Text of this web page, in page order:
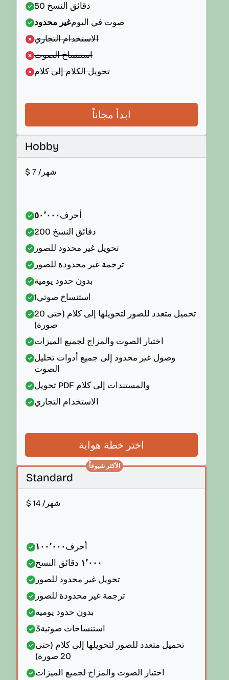
50 دقائق النسخ
غير محدودصوت في اليوم
الاستخدام التجاري
استنساخ الصوت
تحويل الكلام إلى كلام
ابدأ مجاناً
Hobby
$ 7 /شهر
٥٠٬٠٠٠أحرف
200 دقائق النسخ
تحويل غير محدود للصور
ترجمة غير محدودة للصور
بدون حدود يومية
1استنساخ صوتي
تحميل متعدد للصور لتحويلها إلى كلام (حتى 20
صورة)
اختيار الصوت والمزاج لجميع الميزات
وصول غير محدود إلى جميع أدوات تحليل
الصوت
تحويل PDF والمستندات إلى كلام
الاستخدام التجاري
اختر خطة هواية
الأكثر شيوعاً
Standard
$ 14 /شهر
١٠٠٬٠٠٠أحرف
١٬٠٠٠ دقائق النسخ
تحويل غير محدود للصور
ترجمة غير محدودة للصور
بدون حدود يومية
3استنساخات صوتية
تحميل متعدد للصور لتحويلها إلى كلام (حتى
20 صورة)
اختيار الصوت والمزاج لجميع الميزات